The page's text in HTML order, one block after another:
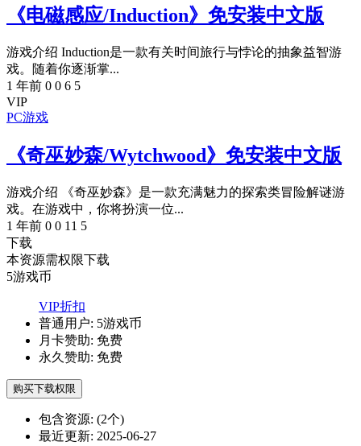
《电磁感应/Induction》免安装中文版
游戏介绍 Induction是一款有关时间旅行与悖论的抽象益智游
戏。随着你逐渐掌...
1 年前 0 0 6 5
VIP
PC游戏
《奇巫妙森/Wytchwood》免安装中文版
游戏介绍 《奇巫妙森》是一款充满魅力的探索类冒险解谜游
戏。在游戏中，你将扮演一位...
1 年前 0 0 11 5
下载
本资源需权限下载
5游戏币
VIP折扣
普通用户: 5游戏币
月卡赞助: 免费
永久赞助: 免费
购买下载权限
包含资源: (2个)
最近更新: 2025-06-27